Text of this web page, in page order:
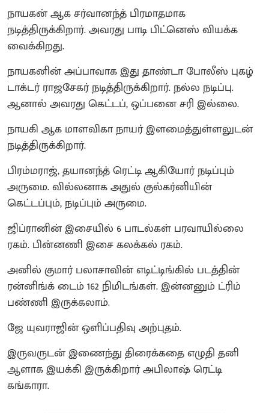
நாயகன் ஆக சர்வானந்த் பிரமாதமாக
நடித்திருக்கிறார். அவரது பாடி பிட்னெஸ் வியக்க
வைக்கிறது.
நாயகனின் அப்பாவாக இது தாண்டா போலீஸ் புகழ்
டாக்டர் ராஜசேகர் நடித்திருக்கிறார். நல்ல நடிப்பு.
ஆனால் அவரது கெட்டப், ஒப்பனை சரி இல்லை.
நாயகி ஆக மாளவிகா நாயர் இளமைத்துள்ளலுடன்
நடித்திருக்கிறார்.
பிரம்மராஜ், தயானந்த் ரெட்டி ஆகியோர் நடிப்பும்
அருமை. வில்லனாக அதுல் குல்கர்னியின்
கெட்டப்பும், நடிப்பும் அருமை.
ஜிப்ரானின் இசையில் 6 பாடல்கள் பரவாயில்லை
ரகம். பின்னணி இசை கலக்கல் ரகம்.
அனில் குமார் பலாசாவின் எடிட்டிங்கில் படத்தின்
ரன்னிங்க் டைம் 162 நிமிடங்கள். இன்னனும் ட்ரிம்
பண்ணி இருக்கலாம்.
ஜே யுவராஜின் ஒளிப்பதிவு அற்புதம்.
இருவருடன் இணைந்து திரைக்கதை எழுதி தனி
ஆளாக இயக்கி இருக்கிறார் அபிலாஷ் ரெட்டி
கங்காரா.